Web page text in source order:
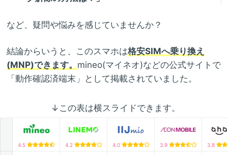
など、疑問や悩みを感じていませんか？
結論からいうと、このスマホは格安SIMへ乗り換え
(MNP)できます。 mineo(マイネオ)などの公式サイトで
「動作確認済端末」として掲載されていました。
↓この表は横スライドできます。
4.5 4.2 4.0 3.9 3.8